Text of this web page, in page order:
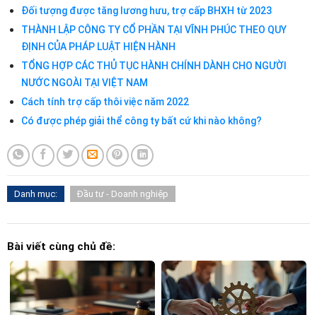
Đối tượng được tăng lương hưu, trợ cấp BHXH từ 2023
THÀNH LẬP CÔNG TY CỔ PHẦN TẠI VĨNH PHÚC THEO QUY
ĐỊNH CỦA PHÁP LUẬT HIỆN HÀNH
TỔNG HỢP CÁC THỦ TỤC HÀNH CHÍNH DÀNH CHO NGƯỜI
NƯỚC NGOÀI TẠI VIỆT NAM
Cách tính trợ cấp thôi việc năm 2022
Có được phép giải thể công ty bất cứ khi nào không?
Danh mục: Đầu tư - Doanh nghiệp
Bài viết cùng chủ đề: